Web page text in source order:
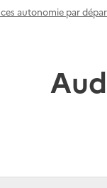
autonomie par